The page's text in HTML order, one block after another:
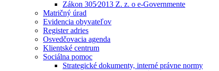
Zákon 305⁄2013 Z. z. o e-Governmente
Matričný úrad
Evidencia obyvateľov
Register adries
Osvedčovacia agenda
Klientské centrum
Sociálna pomoc
Strategické dokumenty, interné právne normy